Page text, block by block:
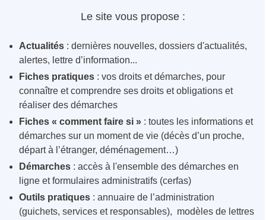
Le site vous propose :
Actualités : dernières nouvelles, dossiers d'actualités,
alertes, lettre d’information...
Fiches pratiques : vos droits et démarches, pour
connaître et comprendre ses droits et obligations et
réaliser des démarches
Fiches « comment faire si » : toutes les informations et
démarches sur un moment de vie (décès d’un proche,
départ à l’étranger, déménagement…)
Démarches : accès à l'ensemble des démarches en
ligne et formulaires administratifs (cerfas)
Outils pratiques : annuaire de l’administration
(guichets, services et responsables), modèles de lettres